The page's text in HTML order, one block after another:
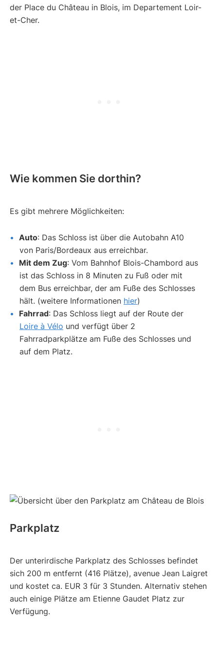
der Place du Château in Blois, im Departement Loir-
et-Cher.
Wie kommen Sie dorthin?
Es gibt mehrere Möglichkeiten:
Auto: Das Schloss ist über die Autobahn A10
von Paris/Bordeaux aus erreichbar.
Mit dem Zug: Vom Bahnhof Blois-Chambord aus
ist das Schloss in 8 Minuten zu Fuß oder mit
dem Bus erreichbar, der am Fuße des Schlosses
hält. (weitere Informationen hier)
Fahrrad: Das Schloss liegt auf der Route der
Loire à Vélo und verfügt über 2
Fahrradparkplätze am Fuße des Schlosses und
auf dem Platz.
Parkplatz
Der unterirdische Parkplatz des Schlosses befindet
sich 200 m entfernt (416 Plätze), avenue Jean Laigret
und kostet ca. EUR 3 für 3 Stunden. Alternativ stehen
auch einige Plätze am Etienne Gaudet Platz zur
Verfügung.